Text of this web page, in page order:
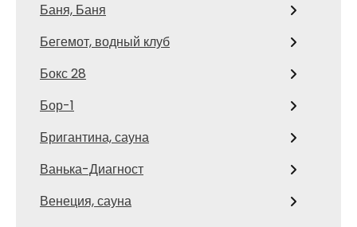
Баня, Баня
Бегемот, водный клуб
Бокс 28
Бор-1
Бригантина, сауна
Ванька-Диагност
Венеция, сауна